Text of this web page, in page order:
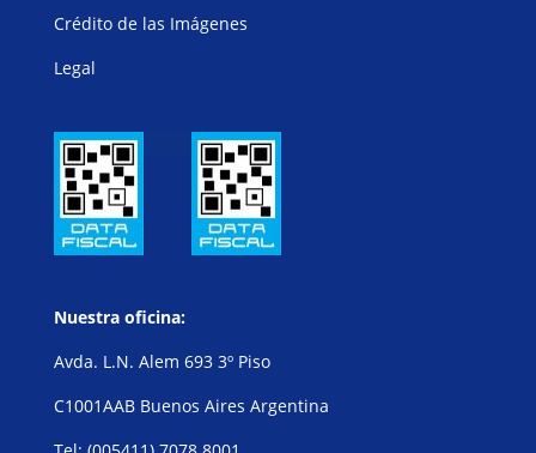
Crédito de las Imágenes
Legal
Nuestra oficina:
Avda. L.N. Alem 693 3º Piso
C1001AAB Buenos Aires Argentina